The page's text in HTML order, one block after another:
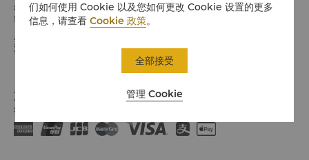
希望您入住愉快
请留意入住/退房时间:
退房时间：12:00
支付方式
我们接受指定平台的在线支付方式:
们如何使用 Cookie 以及您如何更改 Cookie 设置的更多
信息，请查看Cookie 政策。
管理 Cookie
全部接受